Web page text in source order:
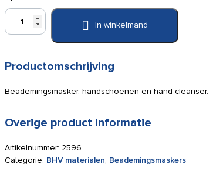
Cederroth
protectie
In winkelmand
Productomschrijving
Beademingsmasker, handschoenen en hand cleanser.
Overige product informatie
Artikelnummer: 2596
Categorie: BHV materialen, Beademingsmaskers